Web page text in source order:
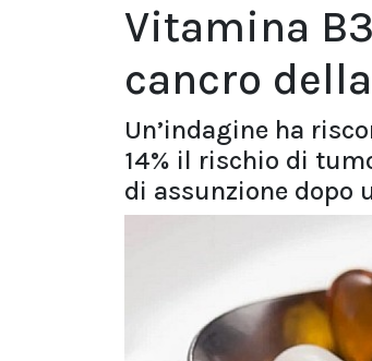
Vitamina
cancro
Un’indagine ha
14% il rischio di
di assunzione dopo